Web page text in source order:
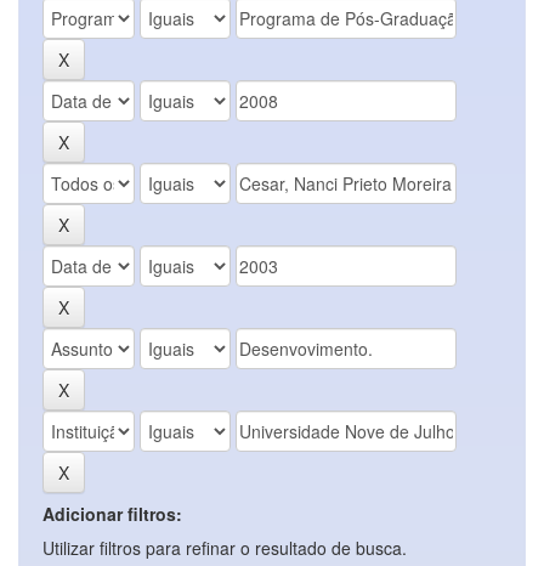
Adicionar filtros:
Utilizar filtros para refinar o resultado de busca.